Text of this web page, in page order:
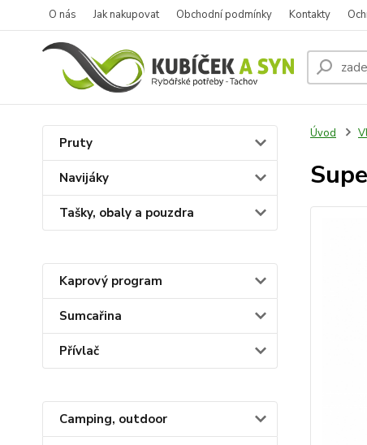
O nás Jak nakupovat Obchodní podmínky Kontakty
Pruty
Navijáky
Tašky, obaly a pouzdra
Kaprový program
Sumcařina
Přívlač
Camping, outdoor
Úvod